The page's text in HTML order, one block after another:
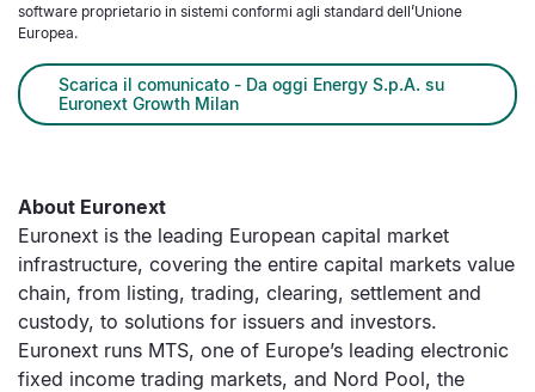
software proprietario in sistemi conformi agli standard dell’Unione
Europea.
Scarica il comunicato - Da oggi Energy S.p.A. su
Euronext Growth Milan
About Euronext
Euronext is the leading European capital market
infrastructure, covering the entire capital markets value
chain, from listing, trading, clearing, settlement and
custody, to solutions for issuers and investors.
Euronext runs MTS, one of Europe’s leading electronic
fixed income trading markets, and Nord Pool, the